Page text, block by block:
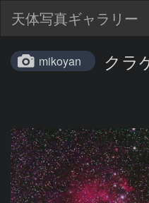
天体写真ギャラリー
mikoyan クラ